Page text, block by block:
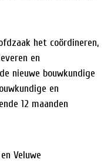
het coördineren,
en
nieuwe bouwkundige
en
12 maanden
Veluwe